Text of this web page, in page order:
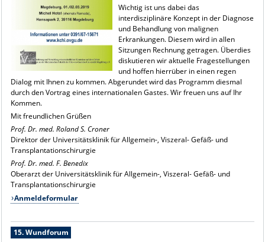
Wichtig ist uns dabei das
interdisziplinäre Konzept in der Diagnose
und Behandlung von malignen
Erkrankungen. Diesem wird in allen
Sitzungen Rechnung getragen. Überdies
diskutieren wir aktuelle Fragestellungen
und hoffen hierrüber in einen regen
Dialog mit Ihnen zu kommen. Abgerundet wird das Programm diesmal
durch den Vortrag eines internationalen Gastes. Wir freuen uns auf Ihr
Kommen.
Mit freundlichen Grüßen
Prof. Dr. med. Roland S. Croner
Direktor der Universitätsklinik für Allgemein-, Viszeral- Gefäß- und
Transplantationschirurgie
Prof. Dr. med. F. Benedix
Oberarzt der Universitätsklinik für Allgemein-, Viszeral- Gefäß- und
Transplantationschirurgie
Anmeldeformular
15. Wundforum